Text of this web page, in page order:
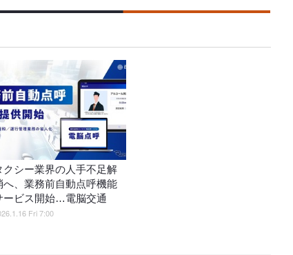
クシー業界の人手不足解
へ、業務前自動点呼機能
ービス開始…電脳交通
Fri 7:00